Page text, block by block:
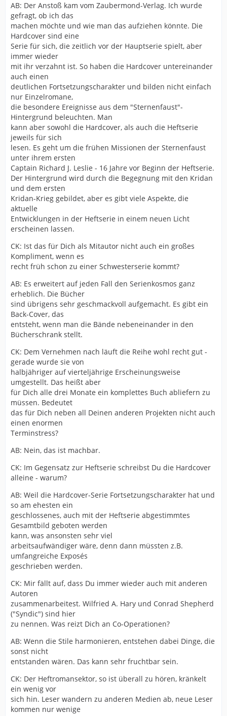
AB: Der Anstoß kam vom Zaubermond-Verlag. Ich wurde
gefragt, ob ich das
machen möchte und wie man das aufziehen könnte. Die
Hardcover sind eine
Serie für sich, die zeitlich vor der Hauptserie spielt, aber
immer wieder
mit ihr verzahnt ist. So haben die Hardcover untereinander
auch einen
deutlichen Fortsetzungscharakter und bilden nicht einfach
nur Einzelromane,
die besondere Ereignisse aus dem "Sternenfaust"-
Hintergrund beleuchten. Man
kann aber sowohl die Hardcover, als auch die Heftserie
jeweils für sich
lesen. Es geht um die frühen Missionen der Sternenfaust
unter ihrem ersten
Captain Richard J. Leslie - 16 Jahre vor Beginn der Heftserie.
Der Hintergrund wird durch die Begegnung mit den Kridan
und dem ersten
Kridan-Krieg gebildet, aber es gibt viele Aspekte, die
aktuelle
Entwicklungen in der Heftserie in einem neuen Licht
erscheinen lassen.
CK: Ist das für Dich als Mitautor nicht auch ein großes
Kompliment, wenn es
recht früh schon zu einer Schwesterserie kommt?
AB: Es erweitert auf jeden Fall den Serienkosmos ganz
erheblich. Die Bücher
sind übrigens sehr geschmackvoll aufgemacht. Es gibt ein
Back-Cover, das
entsteht, wenn man die Bände nebeneinander in den
Bücherschrank stellt.
CK: Dem Vernehmen nach läuft die Reihe wohl recht gut -
gerade wurde sie von
halbjähriger auf vierteljährige Erscheinungsweise
umgestellt. Das heißt aber
für Dich alle drei Monate ein komplettes Buch abliefern zu
müssen. Bedeutet
das für Dich neben all Deinen anderen Projekten nicht auch
einen enormen
Terminstress?
AB: Nein, das ist machbar.
CK: Im Gegensatz zur Heftserie schreibst Du die Hardcover
alleine - warum?
AB: Weil die Hardcover-Serie Fortsetzungscharakter hat und
so am ehesten ein
geschlossenes, auch mit der Heftserie abgestimmtes
Gesamtbild geboten werden
kann, was ansonsten sehr viel
arbeitsaufwändiger wäre, denn dann müssten z.B.
umfangreiche Exposés
geschrieben werden.
CK: Mir fällt auf, dass Du immer wieder auch mit anderen
Autoren
zusammenarbeitest. Wilfried A. Hary und Conrad Shepherd
("Syndic") sind hier
zu nennen. Was reizt Dich an Co-Operationen?
AB: Wenn die Stile harmonieren, entstehen dabei Dinge, die
sonst nicht
entstanden wären. Das kann sehr fruchtbar sein.
CK: Der Heftromansektor, so ist überall zu hören, kränkelt
ein wenig vor
sich hin. Leser wandern zu anderen Medien ab, neue Leser
kommen nur wenige